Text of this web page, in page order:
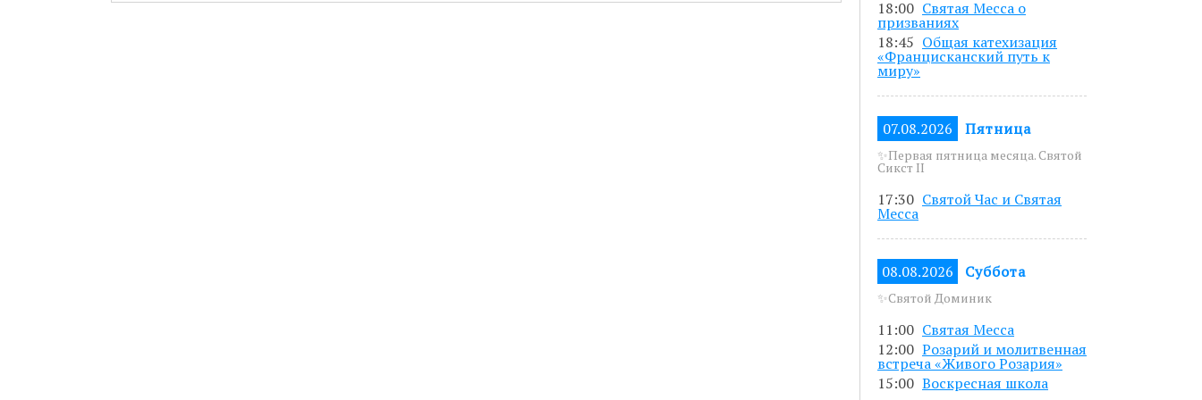
18:00 Святая Месса о
призваниях
18:45 Общая катехизация
«Францисканский путь к
миру»
07.08.2026 Пятница
✨Первая пятница месяца. Святой
Сикст II
17:30 Святой Час и Святая
Месса
08.08.2026 Суббота
✨Святой Доминик
11:00 Святая Месса
12:00 Розарий и молитвенная
встреча «Живого Розария»
15:00 Воскресная школа
Понедельник-пятница с 15.00 до 20.00, воскресенье с 18.15 до 19.00.
Вы можете выбрать для себя любой час, записавшись по